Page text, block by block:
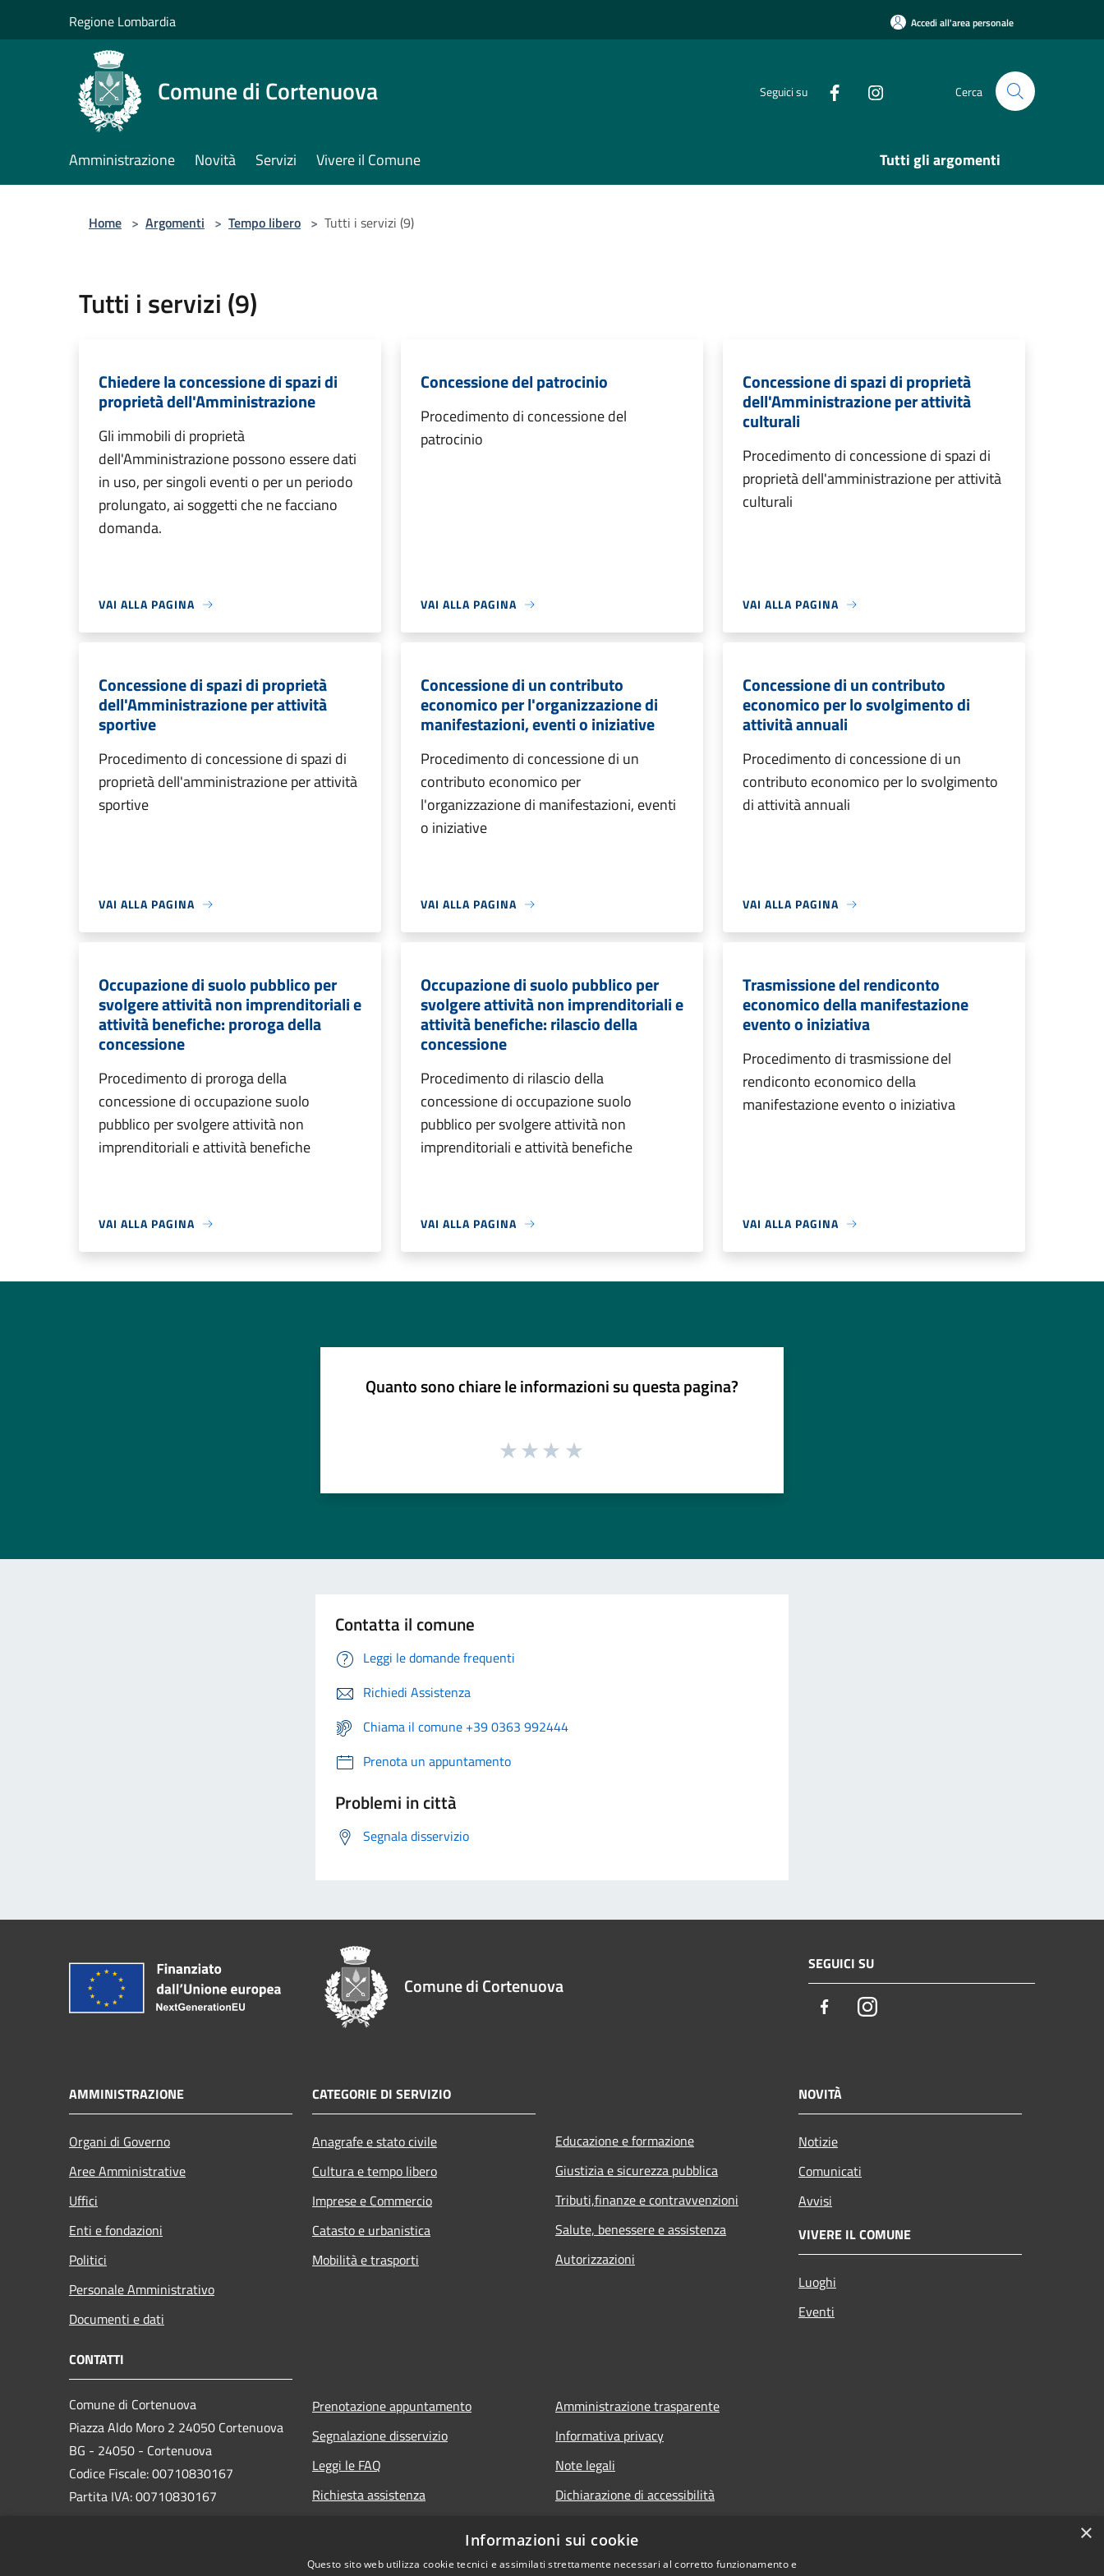
Regione Lombardia Accedi all'area personale
Comune di Cortenuova Seguici su Cerca
Amministrazione Novità Servizi Vivere il Comune Tutti gli argomenti
Home > Argomenti > Tempo libero > Tutti i servizi (9)
Tutti i servizi (9)
Chiedere la concessione di spazi di
proprietà dell'Amministrazione
Gli immobili di proprietà
dell'Amministrazione possono essere dati
in uso, per singoli eventi o per un periodo
prolungato, ai soggetti che ne facciano
domanda.
VAI ALLA PAGINA
Concessione del patrocinio
Procedimento di concessione del
patrocinio
VAI ALLA PAGINA
Concessione di spazi di proprietà
dell'Amministrazione per attività
culturali
Procedimento di concessione di spazi di
proprietà dell'amministrazione per attività
culturali
VAI ALLA PAGINA
Concessione di spazi di proprietà
dell'Amministrazione per attività
sportive
Procedimento di concessione di spazi di
proprietà dell'amministrazione per attività
sportive
VAI ALLA PAGINA
Concessione di un contributo
economico per l'organizzazione di
manifestazioni, eventi o iniziative
Procedimento di concessione di un
contributo economico per
l'organizzazione di manifestazioni, eventi
o iniziative
VAI ALLA PAGINA
Concessione di un contributo
economico per lo svolgimento di
attività annuali
Procedimento di concessione di un
contributo economico per lo svolgimento
di attività annuali
VAI ALLA PAGINA
Occupazione di suolo pubblico per
svolgere attività non imprenditoriali e
attività benefiche: proroga della
concessione
Procedimento di proroga della
concessione di occupazione suolo
pubblico per svolgere attività non
imprenditoriali e attività benefiche
VAI ALLA PAGINA
Occupazione di suolo pubblico per
svolgere attività non imprenditoriali e
attività benefiche: rilascio della
concessione
Procedimento di rilascio della
concessione di occupazione suolo
pubblico per svolgere attività non
imprenditoriali e attività benefiche
VAI ALLA PAGINA
Trasmissione del rendiconto
economico della manifestazione
evento o iniziativa
Procedimento di trasmissione del
rendiconto economico della
manifestazione evento o iniziativa
VAI ALLA PAGINA
Quanto sono chiare le informazioni su questa pagina?
Contatta il comune
Leggi le domande frequenti
Richiedi Assistenza
Chiama il comune +39 0363 992444
Prenota un appuntamento
Problemi in città
Segnala disservizio
Comune di Cortenuova
SEGUICI SU
FacebookInstagram
AMMINISTRAZIONE
Organi di Governo
Aree Amministrative
Uffici
Enti e fondazioni
Politici
Personale Amministrativo
Documenti e dati
CATEGORIE DI SERVIZIO
Anagrafe e stato civile
Cultura e tempo libero
Imprese e Commercio
Catasto e urbanistica
Mobilità e trasporti
Educazione e formazione
Giustizia e sicurezza pubblica
Tributi,finanze e contravvenzioni
Salute, benessere e assistenza
Autorizzazioni
NOVITÀ
Notizie
Comunicati
Avvisi
VIVERE IL COMUNE
Luoghi
Eventi
CONTATTI
Comune di Cortenuova
Piazza Aldo Moro 2 24050 Cortenuova
BG - 24050 - Cortenuova
Codice Fiscale: 00710830167
Partita IVA: 00710830167
Prenotazione appuntamento
Segnalazione disservizio
Leggi le FAQ
Richiesta assistenza
Amministrazione trasparente
Informativa privacy
Note legali
Dichiarazione di accessibilità
×
Informazioni sui cookie
Questo sito web utilizza cookie tecnici e assimilati strettamente necessari al corretto funzionamento e